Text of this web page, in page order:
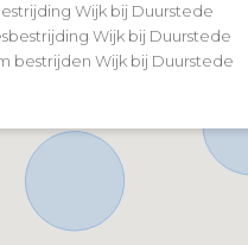
Wijk bij Duurstede
Wijk bij Duurstede
bestrijden Wijk bij Duurstede